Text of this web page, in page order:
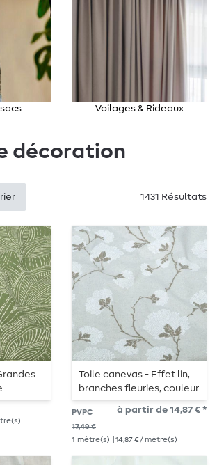
Voilages & Rideaux
décoration
1431 Résultats
Toile canevas - Effet lin,
branches fleuries, couleur
de sable
PVPC
17,49 €
à partir de 14,87 € *
1 mètre(s) | 14,87 € / mètre(s)